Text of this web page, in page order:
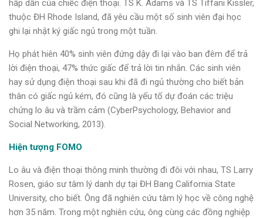
hấp dẫn của chiếc điện thoại. TS K. Adams và TS Tiffani Kissler,
thuộc ĐH Rhode Island, đã yêu cầu một số sinh viên đại học
ghi lại nhật ký giấc ngủ trong một tuần.
Họ phát hiên 40% sinh viên đứng dậy đi lại vào ban đêm để trả
lời điện thoại, 47% thức giấc để trả lời tin nhắn. Các sinh viên
hay sử dụng điện thoại sau khi đã đi ngủ thường cho biết bản
thân có giấc ngủ kém, đó cũng là yếu tố dự đoán các triệu
chứng lo âu và trầm cảm (CyberPsychology, Behavior and
Social Networking, 2013).
Hiện tượng FOMO
Lo âu và điện thoại thông minh thường đi đôi với nhau, TS Larry
Rosen, giáo sư tâm lý danh dự tại ĐH Bang California State
University, cho biết. Ông đã nghiên cứu tâm lý học về công nghệ
hơn 35 năm. Trong một nghiên cứu, ông cùng các đồng nghiệp